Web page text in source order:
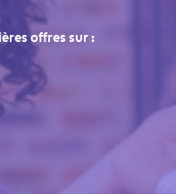
offres sur :